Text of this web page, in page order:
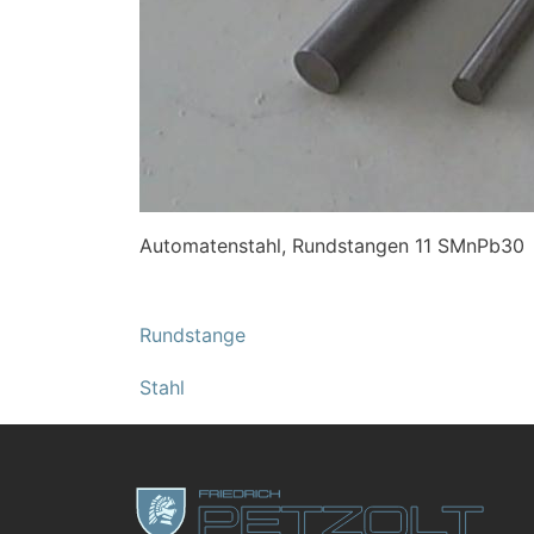
Automatenstahl, Rundstangen 11 SMnPb30
Rundstange
Stahl